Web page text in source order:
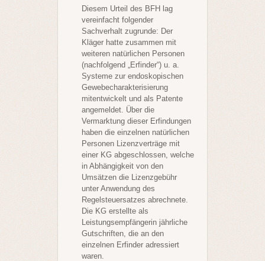
Diesem Urteil des BFH lag
vereinfacht folgender
Sachverhalt zugrunde: Der
Kläger hatte zusammen mit
weiteren natürlichen Personen
(nachfolgend „Erfinder“) u. a.
Systeme zur endoskopischen
Gewebecharakterisierung
mitentwickelt und als Patente
angemeldet. Über die
Vermarktung dieser Erfindungen
haben die einzelnen natürlichen
Personen Lizenzverträge mit
einer KG abgeschlossen, welche
in Abhängigkeit von den
Umsätzen die Lizenzgebühr
unter Anwendung des
Regelsteuersatzes abrechnete.
Die KG erstellte als
Leistungsempfängerin jährliche
Gutschriften, die an den
einzelnen Erfinder adressiert
waren.